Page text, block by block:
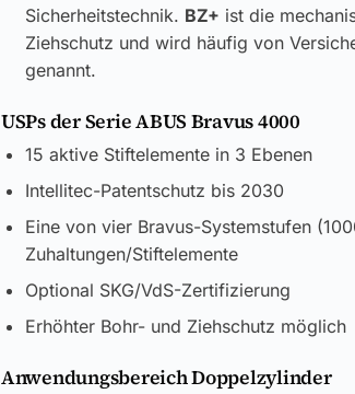
Sicherheitstechnik. BZ+ ist die
Ziehschutz und wird häufig von
genannt.
USPs der Serie ABUS Bravus 4000
15 aktive Stiftelemente in 3 Ebenen
Intellitec-Patentschutz bis 2030
Eine von vier Bravus-Systemstufen
Zuhaltungen/Stiftelemente
Optional SKG/VdS-Zertifizierung
Erhöhter Bohr- und Ziehschutz möglich
Anwendungsbereich Doppelzylinder